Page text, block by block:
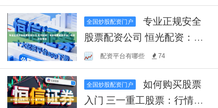
全国炒股配资门户
专业正规安全
股票配资公司 恒光配资：专
业股票配资平台，助您财富
增值
配资平台有哪些 74
全国炒股配资门户
如何购买股票
入门 三一重工股票：行情走